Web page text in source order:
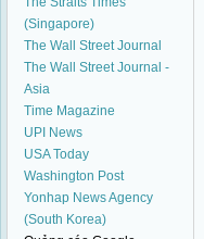
(Singapore)
The Wall Street Journal
The Wall Street Journal -
Asia
Time Magazine
UPI News
USA Today
Washington Post
Yonhap News Agency
(South Korea)